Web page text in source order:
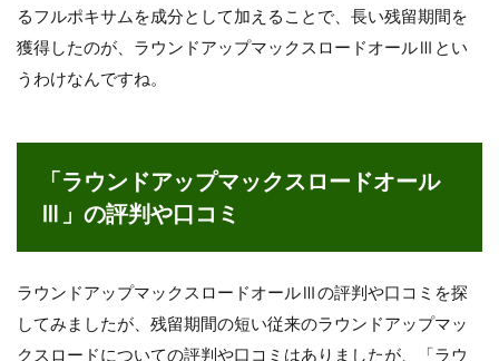
るフルポキサムを成分として加えることで、長い残留期間を
獲得したのが、ラウンドアップマックスロードオールⅢとい
うわけなんですね。
「ラウンドアップマックスロードオール
Ⅲ」の評判や口コミ
ラウンドアップマックスロードオールⅢの評判や口コミを探
してみましたが、残留期間の短い従来のラウンドアップマッ
クスロードについての評判や口コミはありましたが、「ラウ